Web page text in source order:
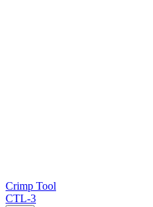
Crimp Tool
CTL-3